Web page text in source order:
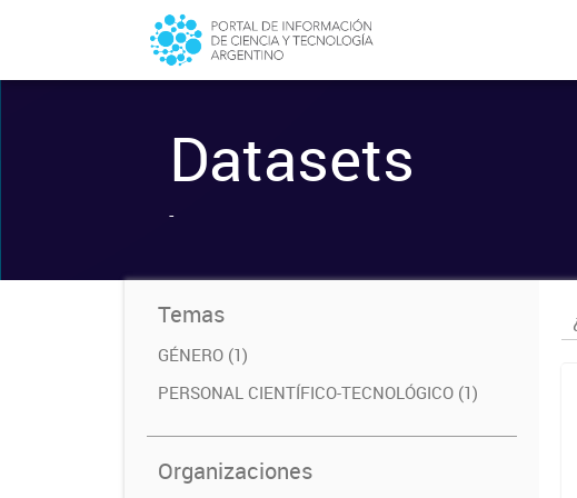
Datasets
-
Temas
GÉNERO (1)
PERSONAL CIENTÍFICO-TECNOLÓGICO (1)
Organizaciones